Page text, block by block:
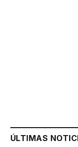
ÚLTIMAS